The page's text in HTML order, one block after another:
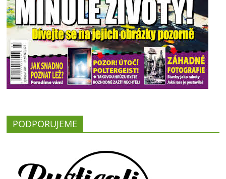
PODPORUJEME